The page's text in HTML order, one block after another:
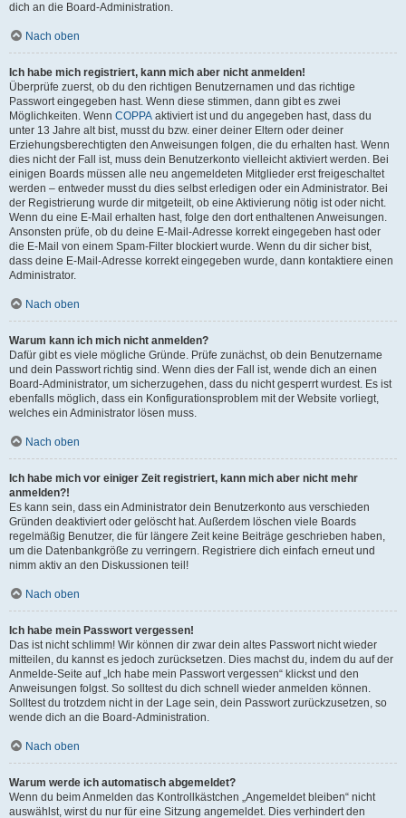
dich an die Board-Administration.
Nach oben
Ich habe mich registriert, kann mich aber nicht anmelden!
Überprüfe zuerst, ob du den richtigen Benutzernamen und das richtige
Passwort eingegeben hast. Wenn diese stimmen, dann gibt es zwei
Möglichkeiten. Wenn COPPA aktiviert ist und du angegeben hast, dass du
unter 13 Jahre alt bist, musst du bzw. einer deiner Eltern oder deiner
Erziehungsberechtigten den Anweisungen folgen, die du erhalten hast. Wenn
dies nicht der Fall ist, muss dein Benutzerkonto vielleicht aktiviert werden. Bei
einigen Boards müssen alle neu angemeldeten Mitglieder erst freigeschaltet
werden – entweder musst du dies selbst erledigen oder ein Administrator. Bei
der Registrierung wurde dir mitgeteilt, ob eine Aktivierung nötig ist oder nicht.
Wenn du eine E-Mail erhalten hast, folge den dort enthaltenen Anweisungen.
Ansonsten prüfe, ob du deine E-Mail-Adresse korrekt eingegeben hast oder
die E-Mail von einem Spam-Filter blockiert wurde. Wenn du dir sicher bist,
dass deine E-Mail-Adresse korrekt eingegeben wurde, dann kontaktiere einen
Administrator.
Nach oben
Warum kann ich mich nicht anmelden?
Dafür gibt es viele mögliche Gründe. Prüfe zunächst, ob dein Benutzername
und dein Passwort richtig sind. Wenn dies der Fall ist, wende dich an einen
Board-Administrator, um sicherzugehen, dass du nicht gesperrt wurdest. Es ist
ebenfalls möglich, dass ein Konfigurationsproblem mit der Website vorliegt,
welches ein Administrator lösen muss.
Nach oben
Ich habe mich vor einiger Zeit registriert, kann mich aber nicht mehr
anmelden?!
Es kann sein, dass ein Administrator dein Benutzerkonto aus verschieden
Gründen deaktiviert oder gelöscht hat. Außerdem löschen viele Boards
regelmäßig Benutzer, die für längere Zeit keine Beiträge geschrieben haben,
um die Datenbankgröße zu verringern. Registriere dich einfach erneut und
nimm aktiv an den Diskussionen teil!
Nach oben
Ich habe mein Passwort vergessen!
Das ist nicht schlimm! Wir können dir zwar dein altes Passwort nicht wieder
mitteilen, du kannst es jedoch zurücksetzen. Dies machst du, indem du auf der
Anmelde-Seite auf „Ich habe mein Passwort vergessen“ klickst und den
Anweisungen folgst. So solltest du dich schnell wieder anmelden können.
Solltest du trotzdem nicht in der Lage sein, dein Passwort zurückzusetzen, so
wende dich an die Board-Administration.
Nach oben
Warum werde ich automatisch abgemeldet?
Wenn du beim Anmelden das Kontrollkästchen „Angemeldet bleiben“ nicht
auswählst, wirst du nur für eine Sitzung angemeldet. Dies verhindert den